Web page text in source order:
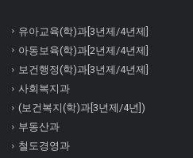
유아교육(학)과[3년제/4년제]
아동보육(학)과[2년제/4년제]
보건행정(학)과[3년제/4년제]
사회복지과
(보건복지(학)과[3년제/4년])
부동산과
철도경영과